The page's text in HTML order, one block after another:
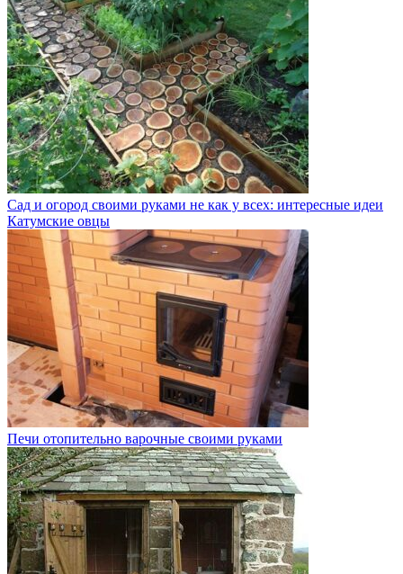
Сад и огород своими руками не как у всех: интересные идеи
Катумские овцы
Печи отопительно варочные своими руками